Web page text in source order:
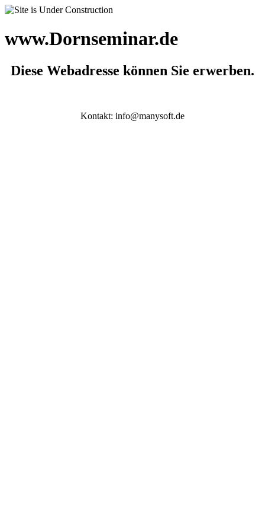
www.Dornseminar.de
Diese Webadresse können Sie erwerben.
Kontakt: info@manysoft.de